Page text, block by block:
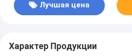
Лучшая цена
Характер Продукции